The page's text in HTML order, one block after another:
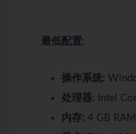
最低配置:
操作系统:
处理器: Intel
内存: 4 GB RAM